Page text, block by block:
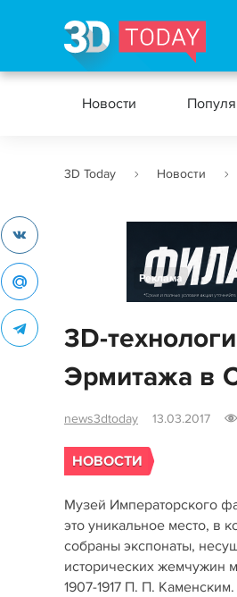
Новости
3D Today Новости
Реклама
3D-
Эрмитажа в
news3dtoday 13.03.2017
НОВОСТИ
Музей Императорского
это уникальное место, в
собраны экспонаты,
исторических жемчужин
1907-1917 П. П.